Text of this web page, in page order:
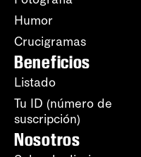
Humor
Crucigramas
Beneficios
Listado
Tu ID (número de
suscripción)
Nosotros